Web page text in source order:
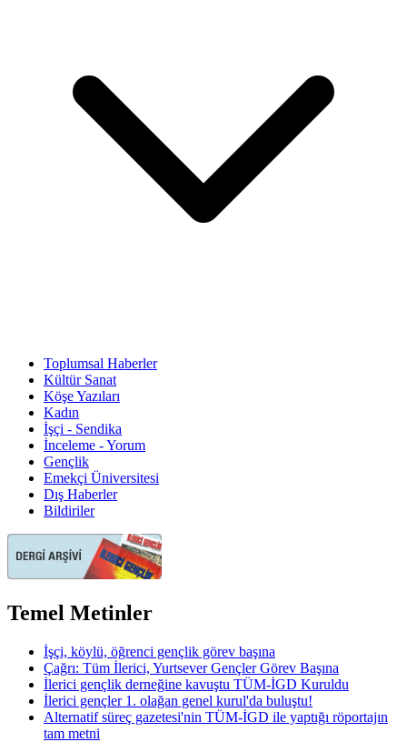
Toplumsal Haberler
Kültür Sanat
Köşe Yazıları
Kadın
İşçi - Sendika
İnceleme - Yorum
Gençlik
Emekçi Üniversitesi
Dış Haberler
Bildiriler
Temel Metinler
İşçi, köylü, öğrenci gençlik görev başına
Çağrı: Tüm İlerici, Yurtsever Gençler Görev Başına
İlerici gençlik derneğine kavuştu TÜM-İGD Kuruldu
İlerici gençler 1. olağan genel kurul'da buluştu!
Alternatif süreç gazetesi'nin TÜM-İGD ile yaptığı röportajın
tam metni